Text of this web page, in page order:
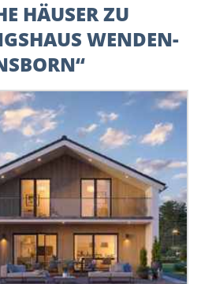
HÄUSER ZU
WENDEN-